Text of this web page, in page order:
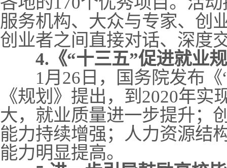
服务机构、大众与专家、创
创业者之间直接对话、深度
4.《“十三五”促进就业
1月26日，国务院发布《
《规划》提出，到2020年
大，就业质量进一步提升；
能力持续增强；人力资源结
能力明显提高。